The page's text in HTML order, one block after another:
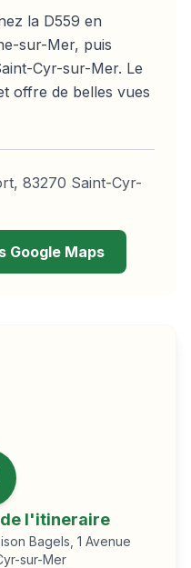
la D559 en
sur-Mer, puis
Cyr-sur-Mer. Le
offre de belles vues
83270 Saint-Cyr-
Google Maps
l'itineraire
Bagels, 1 Avenue
sur-Mer